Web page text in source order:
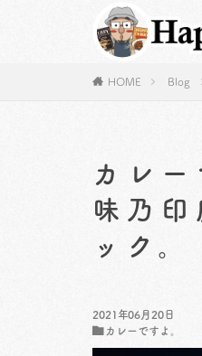
HOME Blog
カレ
味乃
ック。
2021年06月20日
カレーですよ。